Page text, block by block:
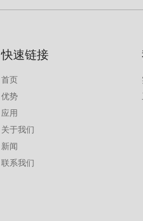
快速链接
首页
优势
应用
关于我们
新闻
联系我们